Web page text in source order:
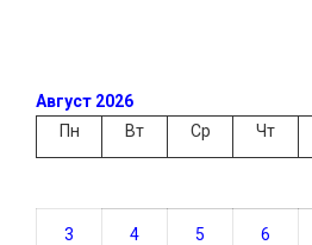
Август 2026
Пн
Вт Ср Чт
3 4 5 6